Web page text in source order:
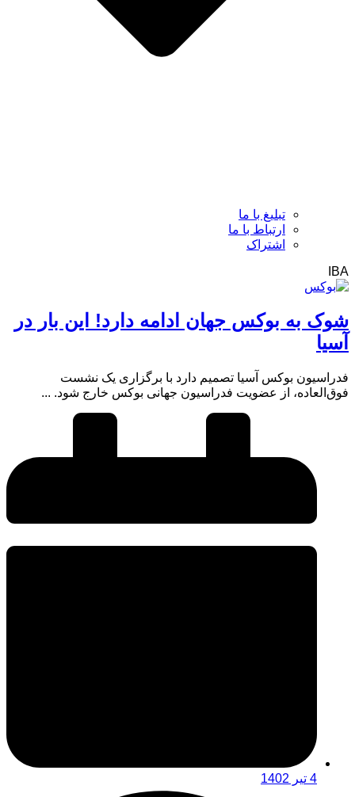
تبلیغ با ما
ارتباط با ما
اشتراک
IBA
شوک به بوکس جهان ادامه دارد! این بار در
آسیا
فدراسیون بوکس آسیا تصمیم دارد با برگزاری یک نشست
فوق‌العاده، از عضویت فدراسیون جهانی بوکس خارج شود. ...
4 تیر 1402